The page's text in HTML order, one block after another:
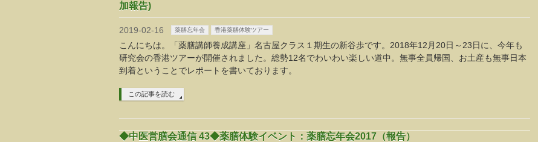
加報告)
2019-02-16 薬膳忘年会 香港薬膳体験ツアー
こんにちは。「薬膳講師養成講座」名古屋クラス１期生の新谷歩です。2018年12月20日～23日に、今年も
研究会の香港ツアーが開催されました。総勢12名でわいわい楽しい道中。無事全員帰国、お土産も無事日本
到着ということでレポートを書いております。
この記事を読む
◆中医営膳会通信 43◆薬膳体験イベント：薬膳忘年会2017（報告）